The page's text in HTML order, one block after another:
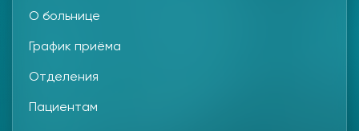
О больнице
График приёма
Отделения
Пациентам